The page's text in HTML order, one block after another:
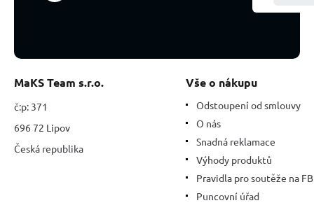
ztuhlé
sluneční
světlo
MaKS Team s.r.o.
č:p: 371
696 72 Lipov
Česká republika
Vše o nákupu
Odstoupení od smlouvy
O nás
Snadná reklamace
Výhody produktů
Pravidla pro soutěže na FB
Puncovní úřad